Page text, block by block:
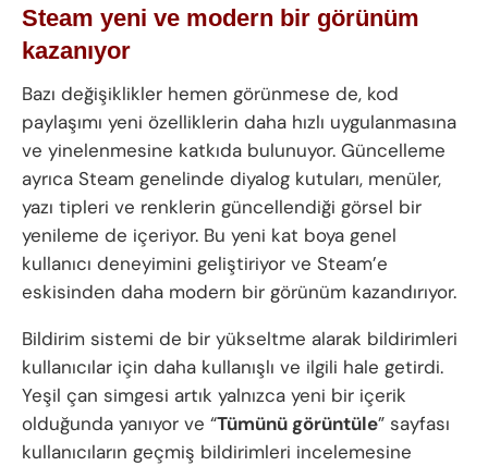
Steam yeni ve modern bir görünüm
kazanıyor
Bazı değişiklikler hemen görünmese de, kod
paylaşımı yeni özelliklerin daha hızlı uygulanmasına
ve yinelenmesine katkıda bulunuyor. Güncelleme
ayrıca Steam genelinde diyalog kutuları, menüler,
yazı tipleri ve renklerin güncellendiği görsel bir
yenileme de içeriyor. Bu yeni kat boya genel
kullanıcı deneyimini geliştiriyor ve Steam’e
eskisinden daha modern bir görünüm kazandırıyor.
Bildirim sistemi de bir yükseltme alarak bildirimleri
kullanıcılar için daha kullanışlı ve ilgili hale getirdi.
Yeşil çan simgesi artık yalnızca yeni bir içerik
olduğunda yanıyor ve “Tümünü görüntüle” sayfası
kullanıcıların geçmiş bildirimleri incelemesine